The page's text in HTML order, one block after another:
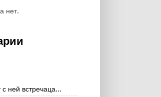
нет.
ней встречаца...